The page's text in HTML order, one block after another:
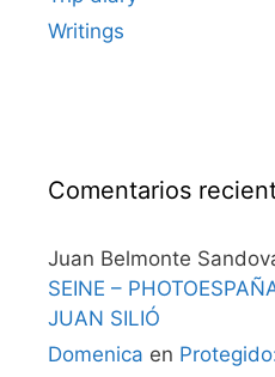
Writings
Comentarios
Juan Belmonte
SEINE –
JUAN SILIÓ
Domenica en